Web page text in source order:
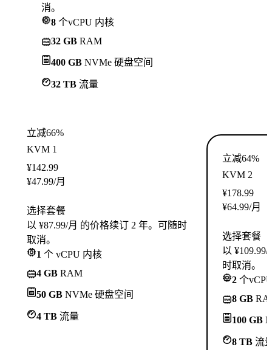
消。
8 个vCPU 内核
32 GB RAM
400 GB NVMe 硬盘空间
32 TB 流量
立减66%
KVM 1
¥142.99
¥47.99/月
选择套餐
以 ¥87.99/月 的价格续订 2 年。可随时
取消。
1 个 vCPU 内核
4 GB RAM
50 GB NVMe 硬盘空间
4 TB 流量
立减64%
KVM 2
¥178.99
¥64.99/月
选择套餐
以
时取消。
2 个
8 GB
100 GB
8 TB 流